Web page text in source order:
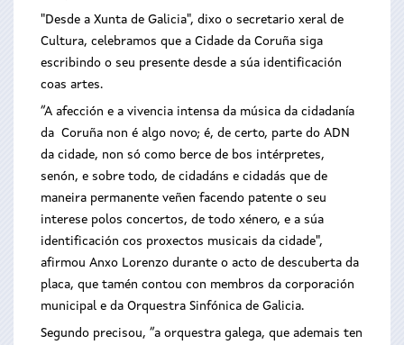
"Desde a Xunta de Galicia", dixo o secretario xeral de
Cultura, celebramos que a Cidade da Coruña siga
escribindo o seu presente desde a súa identificación
coas artes.
“A afección e a vivencia intensa da música da cidadanía
da Coruña non é algo novo; é, de certo, parte do ADN
da cidade, non só como berce de bos intérpretes,
senón, e sobre todo, de cidadáns e cidadás que de
maneira permanente veñen facendo patente o seu
interese polos concertos, de todo xénero, e a súa
identificación cos proxectos musicais da cidade",
afirmou Anxo Lorenzo durante o acto de descuberta da
placa, que tamén contou con membros da corporación
municipal e da Orquestra Sinfónica de Galicia.
Segundo precisou, “a orquestra galega, que ademais ten